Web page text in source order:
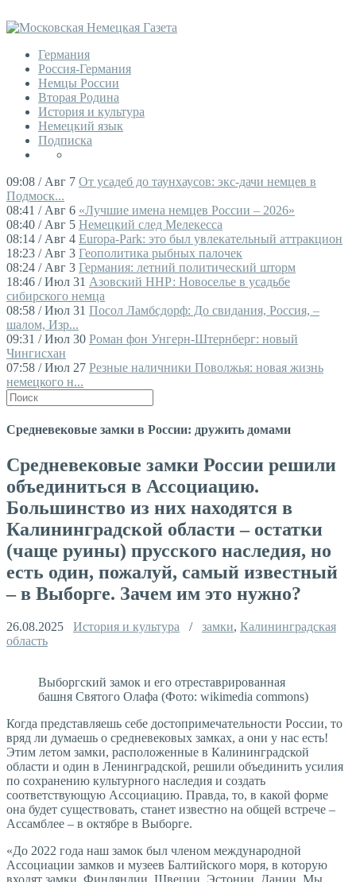
Германия
Россия-Германия
Немцы России
Вторая Родина
История и культура
Немецкий язык
Подписка
09:08 / Авг 7 От усадеб до таунхаусов: экс-дачи немцев в
Подмоск...
08:41 / Авг 6 «Лучшие имена немцев России – 2026»
08:40 / Авг 5 Немецкий след Мелекесса
08:14 / Авг 4 Europa-Park: это был увлекательный аттракцион
18:23 / Авг 3 Геополитика рыбных палочек
08:24 / Авг 3 Германия: летний политический шторм
18:46 / Июл 31 Азовский ННР: Новоселье в усадьбе
сибирского немца
08:58 / Июл 31 Посол Ламбсдорф: До свидания, Россия, –
шалом, Изр...
09:31 / Июл 30 Роман фон Унгерн-Штернберг: новый
Чингисхан
07:58 / Июл 27 Резные наличники Поволжья: новая жизнь
немецкого н...
Средневековые замки в России: дружить домами
Средневековые замки России решили
объединиться в Ассоциацию.
Большинство из них находятся в
Калининградской области – остатки
(чаще руины) прусского наследия, но
есть один, пожалуй, самый известный
– в Выборге. Зачем им это нужно?
26.08.2025 История и культура / замки, Калининградская
область
Выборгский замок и его отреставрированная
башня Святого Олафа (Фото: wikimedia commons)
Когда представляешь себе достопримечательности России, то
вряд ли думаешь о средневековых замках, а они у нас есть!
Этим летом замки, расположенные в Калининградской
области и один в Ленинградской, решили объединить усилия
по сохранению культурного наследия и создать
соответствующую Ассоциацию. Правда, то, в какой форме
она будет существовать, станет известно на общей встрече –
Ассамблее – в октябре в Выборге.
«До 2022 года наш замок был членом международной
Ассоциации замков и музеев Балтийского моря, в которую